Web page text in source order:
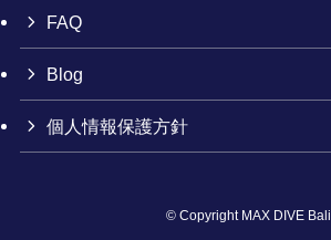
FAQ
Blog
個人情報保護方針
©Copyright MAX DIVE Bali